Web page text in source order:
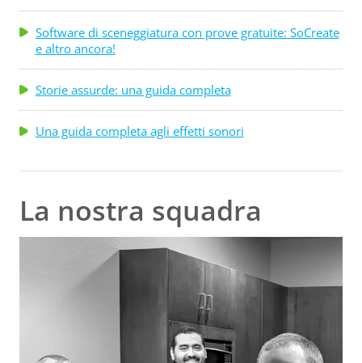
Software di sceneggiatura con prove gratuite: SoCreate
e altro ancora!
Storie assurde: una guida completa
Una guida completa agli effetti sonori
La nostra squadra